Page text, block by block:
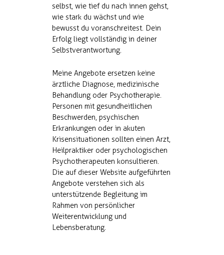
selbst, wie tief du nach innen gehst,
wie stark du wächst und wie
bewusst du voranschreitest. Dein
Erfolg liegt vollständig in deiner
Selbstverantwortung.
Meine Angebote ersetzen keine
ärztliche Diagnose, medizinische
Behandlung oder Psychotherapie.
Personen mit gesundheitlichen
Beschwerden, psychischen
Erkrankungen oder in akuten
Krisensituationen sollten einen Arzt,
Heilpraktiker oder psychologischen
Psychotherapeuten konsultieren.
Die auf dieser Website aufgeführten
Angebote verstehen sich als
unterstützende Begleitung im
Rahmen von persönlicher
Weiterentwicklung und
Lebensberatung.